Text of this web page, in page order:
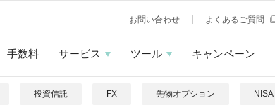
お問い合わせ よくあるご質問
手数料 サービス ツール キャンペーン
投資信託 FX 先物オプション NISA